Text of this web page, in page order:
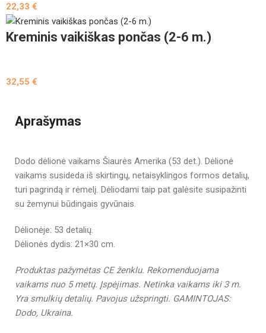
22,33€
Kreminis vaikiškas pončas (2-6 m.)
32,55€
Aprašymas
Dodo dėlionė vaikams Šiaurės Amerika (53 det.). Dėlionė
vaikams susideda iš skirtingų, netaisyklingos formos detalių,
turi pagrindą ir rėmelį. Dėliodami taip pat galėsite susipažinti
su žemynui būdingais gyvūnais.
Dėlionėje: 53 detalių.
Dėlionės dydis: 21×30 cm.
Produktas pažymėtas CE ženklu. Rekomenduojama
vaikams nuo 5 metų. Įspėjimas. Netinka vaikams iki 3 m.
Yra smulkių detalių. Pavojus užspringti. GAMINTOJAS:
Dodo, Ukraina.